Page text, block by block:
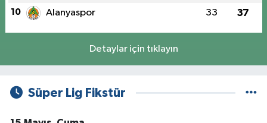
10 Alanyaspor 33 37
Detaylar için tıklayın
Süper Lig Fikstür